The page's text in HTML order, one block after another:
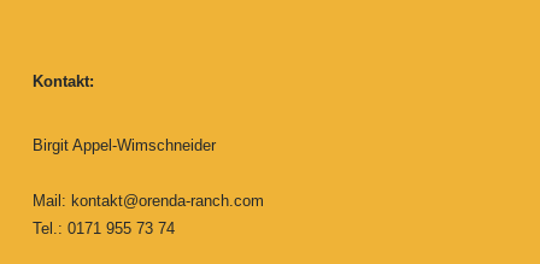
Kontakt:
Birgit Appel-Wimschneider
Mail: kontakt@orenda-ranch.com
Tel.: 0171 955 73 74